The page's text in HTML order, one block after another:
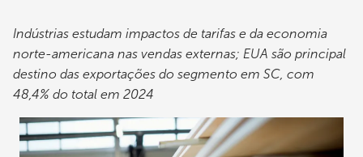
Indústrias estudam impactos de tarifas e da economia
norte-americana nas vendas externas; EUA são principal
destino das exportações do segmento em SC, com
48,4% do total em 2024